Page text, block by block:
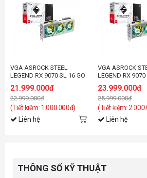
VGA ASROCK STEEL
LEGEND RX 9070 SL 16 GO
21.999.000đ
22.999.000đ
(Tiết kiệm: 1.000.000đ)
Liên hệ
VGA ASROCK
LEGEND RX 9070
23.999.000đ
25.999.000đ
(Tiết kiệm:
Liên hệ
THÔNG SỐ KỸ THUẬT